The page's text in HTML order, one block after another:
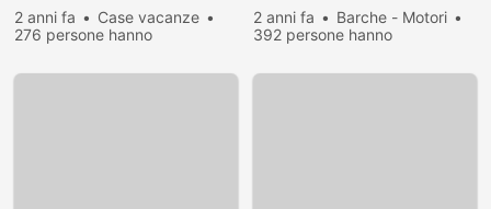
2 anni fa
Case vacanze
276 persone hanno
2 anni fa
Barche - Motori
392 persone hanno